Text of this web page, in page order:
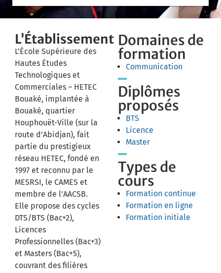
L’Établissement
L’École Supérieure des
Hautes Études
Technologiques et
Commerciales – HETEC
Bouaké, implantée à
Bouaké, quartier
Houphouët-Ville (sur la
route d’Abidjan), fait
partie du prestigieux
réseau HETEC, fondé en
1997 et reconnu par le
MESRSI, le CAMES et
membre de l’AACSB.
Elle propose des cycles
DTS/BTS (Bac+2),
Licences
Professionnelles (Bac+3)
et Masters (Bac+5),
couvrant des filières
Domaines de
formation
Communication
Diplômes
proposés
BTS
Licence
Master
Types de
cours
Formation continue
Formation en ligne
Formation initiale